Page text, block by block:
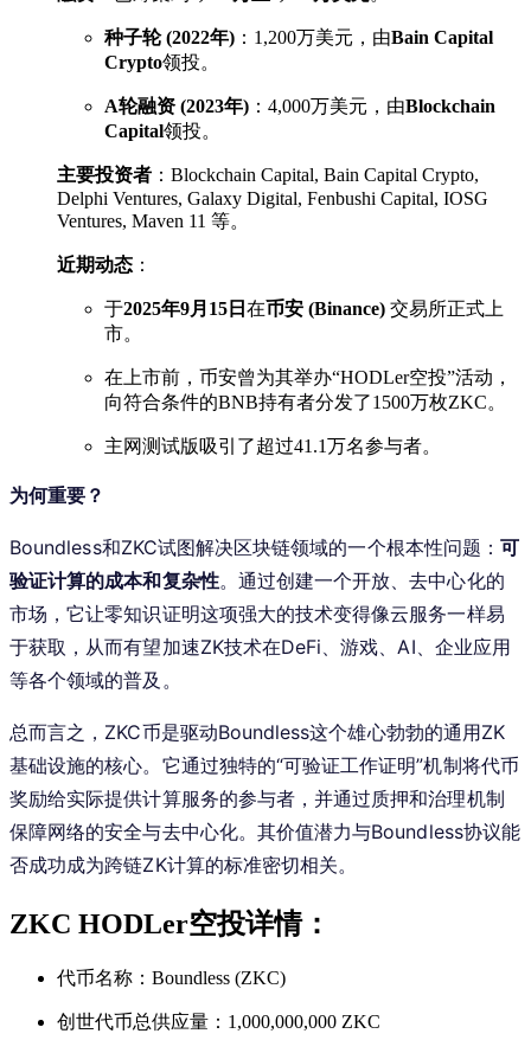
种子轮 (2022年) ：1,200万美元，由Bain Capital
Crypto领投。
A轮融资 (2023年) ：4,000万美元，由Blockchain
Capital领投。
主要投资者 ：Blockchain Capital, Bain Capital Crypto,
Delphi Ventures, Galaxy Digital, Fenbushi Capital, IOSG
Ventures, Maven 11 等。
近期动态 ：
于2025年9月15日 在币安 (Binance) 交易所正式上
市。
在上市前，币安曾为其举办“HODLer空投”活动，
向符合条件的BNB持有者分发了1500万枚ZKC。
主网测试版吸引了超过41.1万名参与者。
为何重要？
Boundless和ZKC试图解决区块链领域的一个根本性问题： 可
验证计算的成本和复杂性。通过创建一个开放、去中心化的
市场，它让零知识证明这项强大的技术变得像云服务一样易
于获取，从而有望加速ZK技术在DeFi、游戏、AI、企业应用
等各个领域的普及。
总而言之，ZKC币是驱动Boundless这个雄心勃勃的通用ZK
基础设施的核心。它通过独特的“可验证工作证明”机制将代币
奖励给实际提供计算服务的参与者，并通过质押和治理机制
保障网络的安全与去中心化。其价值潜力与Boundless协议能
否成功成为跨链ZK计算的标准密切相关。
ZKC HODLer空投详情：
代币名称：Boundless (ZKC)
创世代币总供应量：1,000,000,000 ZKC